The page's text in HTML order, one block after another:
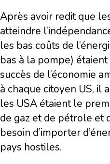
Après avoir redit que
atteindre
les bas coûts de
bas à la pompe)
succès de l’économie
à chaque citoyen US, il
les USA étaient le
de gaz et de pétrole et
besoin d’importer
pays hostiles.